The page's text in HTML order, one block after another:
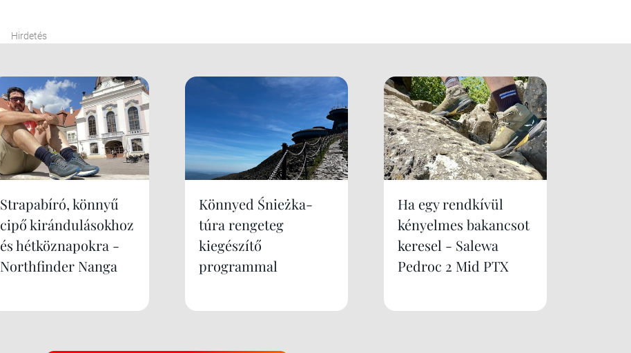
Hirdetés
Strapabíró, könnyű
cipő kirándulásokhoz
és hétköznapokra -
Northfinder Nanga
Könnyed Śnieżka-
túra rengeteg
kiegészítő
programmal
Ha egy rendkívül
kényelmes bakancsot
keresel - Salewa
Pedroc 2 Mid PTX